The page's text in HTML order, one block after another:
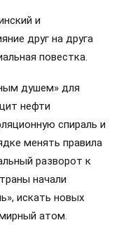
и
друг на друга
повестка.
душем» для
нефти
спираль и
менять правила
разворот к
начали
искать новых
атом.